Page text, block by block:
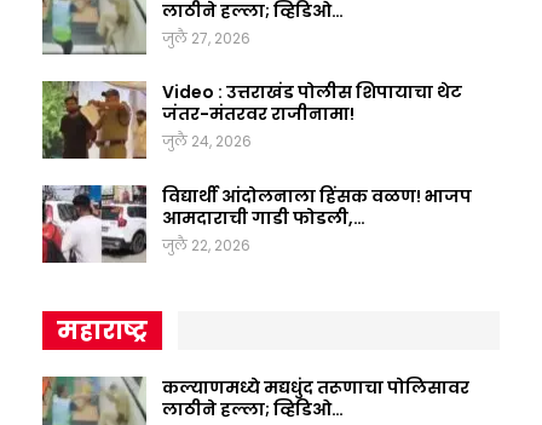
लाठीने हल्ला; व्हिडिओ…
जुलै 27, 2026
Video : उत्तराखंड पोलीस शिपायाचा थेट
जंतर-मंतरवर राजीनामा!
जुलै 24, 2026
विद्यार्थी आंदोलनाला हिंसक वळण! भाजप
आमदाराची गाडी फोडली,…
जुलै 22, 2026
महाराष्ट्र
कल्याणमध्ये मद्यधुंद तरूणाचा पोलिसावर
लाठीने हल्ला; व्हिडिओ…